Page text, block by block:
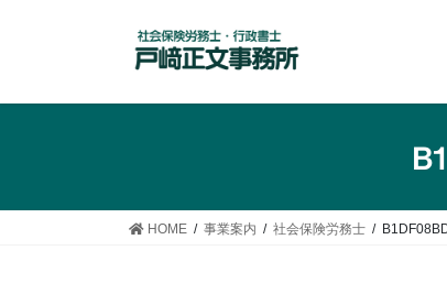
HOME 事業案内 社会保険労務士